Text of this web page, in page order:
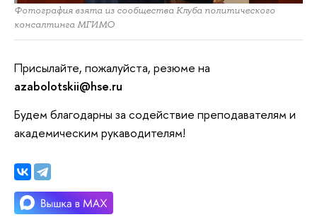
Фотография взята из сообщества Клуба политического
консалтинга МГИМО
Присылайте, пожалуйста, резюме на
azabolotskii@hse.ru
Будем благодарны за содействие преподавателям и
академическим рукаводителям!